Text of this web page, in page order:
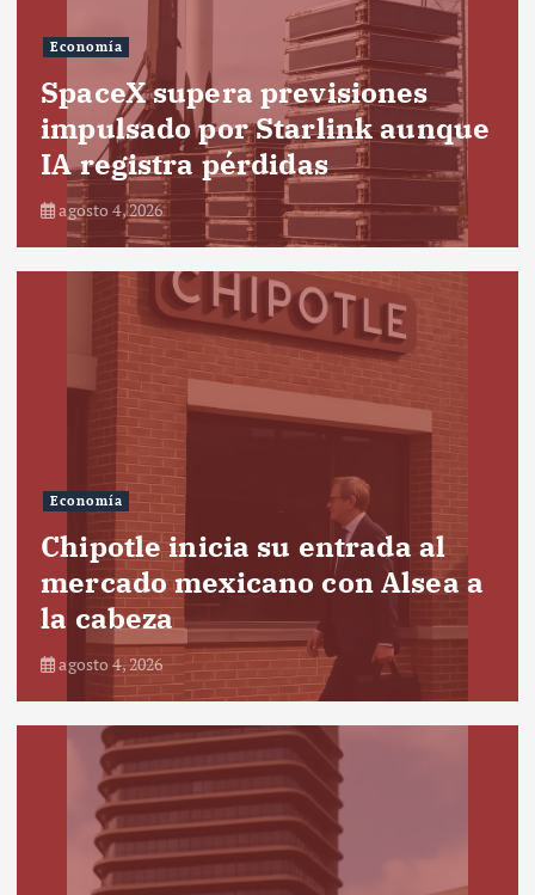
Economía
SpaceX supera previsiones
impulsado por Starlink aunque
IA registra pérdidas
agosto 4, 2026
Economía
Chipotle inicia su entrada al
mercado mexicano con Alsea a
la cabeza
agosto 4, 2026